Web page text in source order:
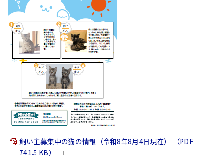
飼い主募集中の猫の情報（令和8年8月4日現在） （PDF
741.5 KB）